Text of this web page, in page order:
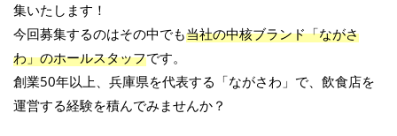
集いたします！
今回募集するのはその中でも当社の中核ブランド「ながさ
わ」のホールスタッフです。
創業50年以上、兵庫県を代表する「ながさわ」で、飲食店を
運営する経験を積んでみませんか？